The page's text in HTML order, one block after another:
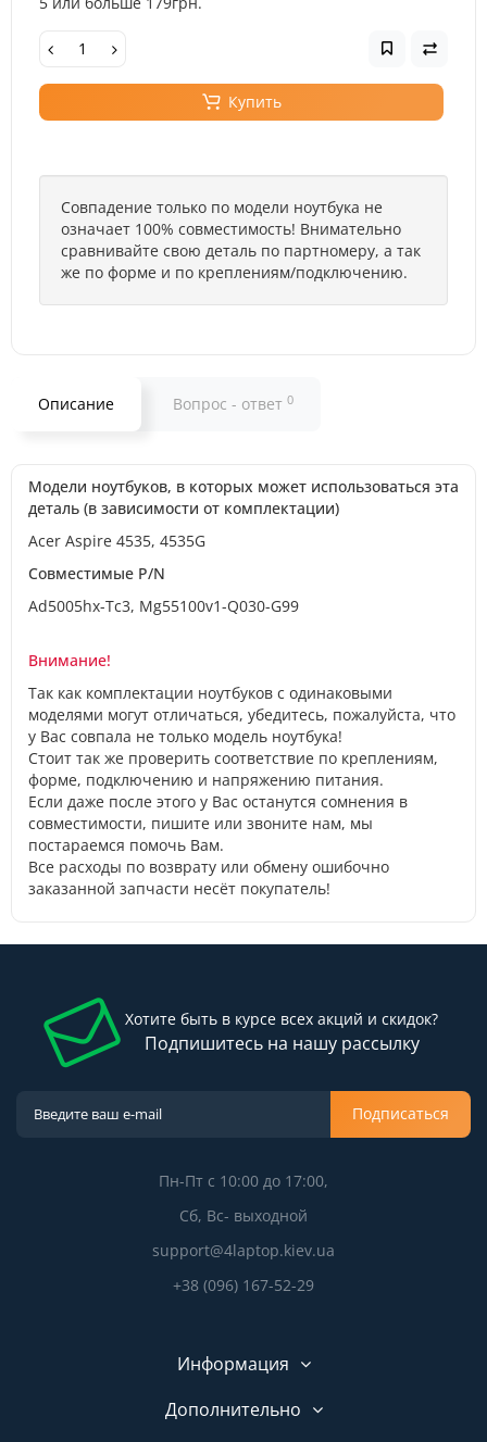
Купить
Совпадение только по модели ноутбука не
означает 100% совместимость! Внимательно
сравнивайте свою деталь по партномеру, а так
же по форме и по креплениям/подключению.
Описание Вопрос - ответ 0
Модели ноутбуков, в которых может использоваться эта
деталь (в зависимости от комплектации)
Acer Aspire 4535, 4535G
Совместимые P/N
Ad5005hx-Tc3, Mg55100v1-Q030-G99
Внимание!
Так как комплектации ноутбуков с одинаковыми
моделями могут отличаться, убедитесь, пожалуйста, что
у Вас совпала не только модель ноутбука!
Стоит так же проверить соответствие по креплениям,
форме, подключению и напряжению питания.
Если даже после этого у Вас останутся сомнения в
совместимости, пишите или звоните нам, мы
постараемся помочь Вам.
Все расходы по возврату или обмену ошибочно
заказанной запчасти несёт покупатель!
Хотите быть в курсе всех акций и скидок?
Подпишитесь на нашу рассылку
Подписаться
Пн-Пт с 10:00 до 17:00,
Сб, Вс- выходной
support@4laptop.kiev.ua
+38 (096) 167-52-29
Информация
Дополнительно